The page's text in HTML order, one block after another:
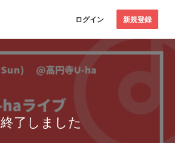
ログイン 新規登録
終了しました